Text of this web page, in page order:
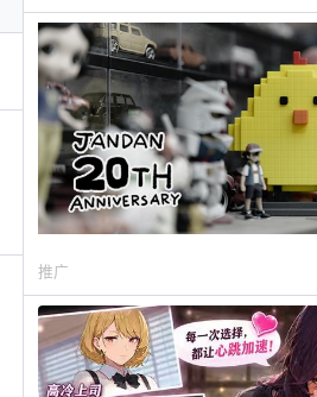
推广